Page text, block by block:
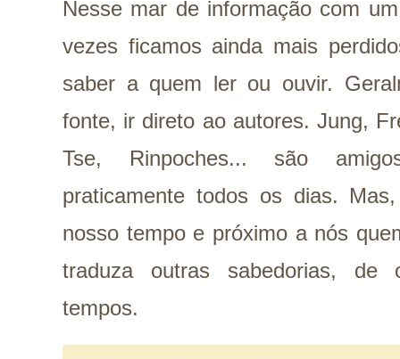
Nesse mar de informação com
vezes ficamos ainda mais
saber a quem ler ou ouvir.
fonte, ir direto ao autores. Jung,
Tse, Rinpoches... são
praticamente todos os dias.
nosso tempo e próximo a nós
traduza outras sabedorias, de
tempos.